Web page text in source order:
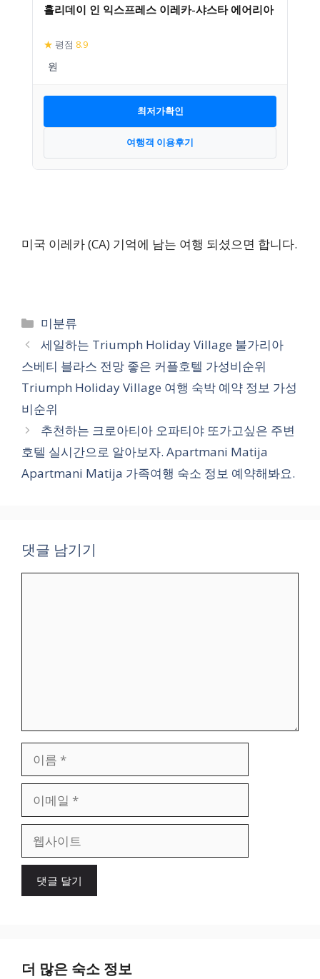
홀리데이 인 익스프레스 이레카-샤스타 에어리아
★ 평점 8.9
최저가확인
여행객 이용후기
미국 이레카 (CA) 기억에 남는 여행 되셨으면 합니다.
카
테
고
리
미분류
세일하는 Triumph Holiday Village 불가리아
스베티 블라스 전망 좋은 커플호텔 가성비순위
Triumph Holiday Village 여행 숙박 예약 정보 가성
비순위
추천하는 크로아티아 오파티야 또가고싶은 주변
호텔 실시간으로 알아보자. Apartmani Matija
Apartmani Matija 가족여행 숙소 정보 예약해봐요.
댓글 남기기
일
이
더 많은 숙소 정보